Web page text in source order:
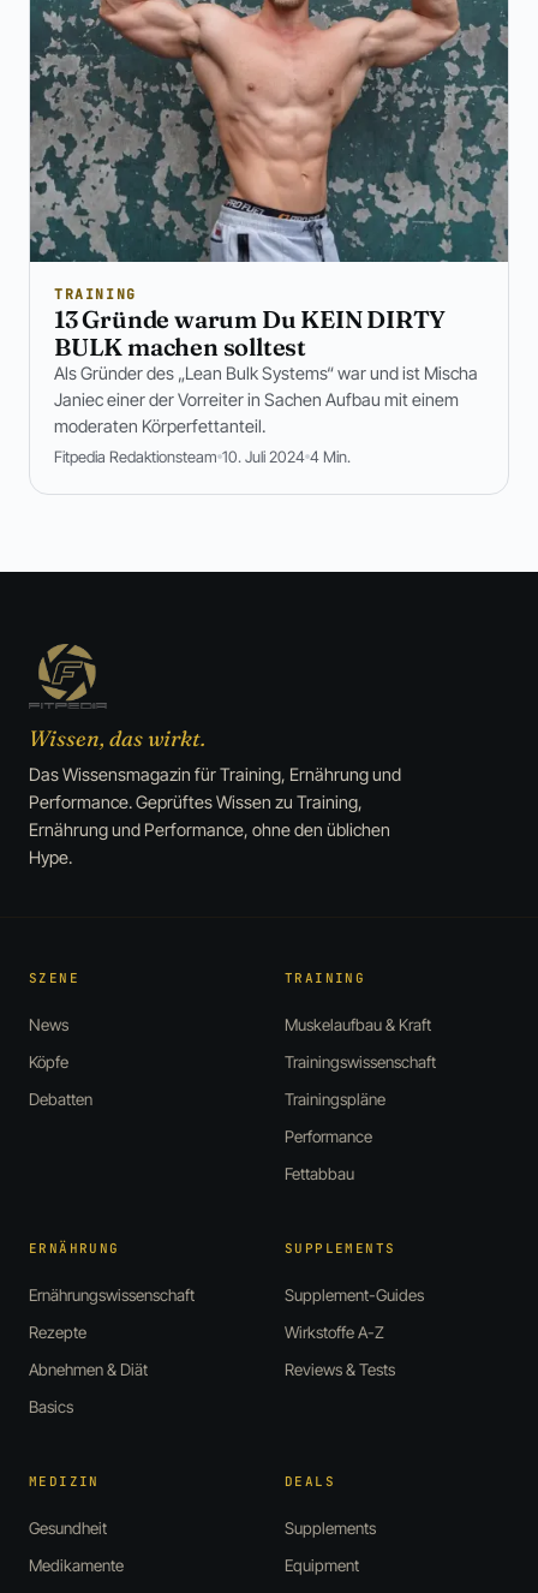
TRAINING
13 Gründe warum Du KEIN DIRTY
BULK machen solltest
Als Gründer des „Lean Bulk Systems“ war und ist Mischa
Janiec einer der Vorreiter in Sachen Aufbau mit einem
moderaten Körperfettanteil.
Fitpedia Redaktionsteam 10. Juli 2024 4 Min.
Wissen, das wirkt.
Das Wissensmagazin für Training, Ernährung und
Performance. Geprüftes Wissen zu Training,
Ernährung und Performance, ohne den üblichen
Hype.
SZENE
News
Köpfe
Debatten
TRAINING
Muskelaufbau & Kraft
Trainingswissenschaft
Trainingspläne
Performance
Fettabbau
ERNÄHRUNG
Ernährungswissenschaft
Rezepte
Abnehmen & Diät
Basics
SUPPLEMENTS
Supplement-Guides
Wirkstoffe A-Z
Reviews & Tests
MEDIZIN
Gesundheit
Medikamente
DEALS
Supplements
Equipment